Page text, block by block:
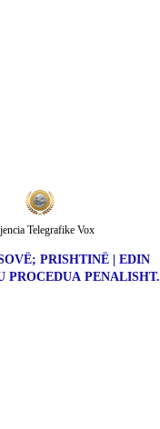
PRISHTINË | EDIN
PROCEDUA PENALISHT.
Telegrafike Vox